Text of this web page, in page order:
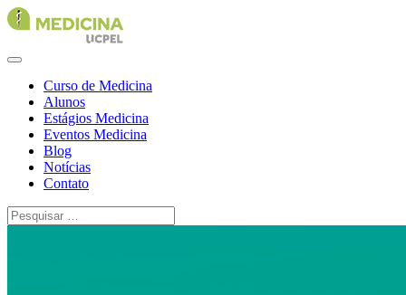
Curso de Medicina
Alunos
Estágios Medicina
Eventos Medicina
Blog
Notícias
Contato